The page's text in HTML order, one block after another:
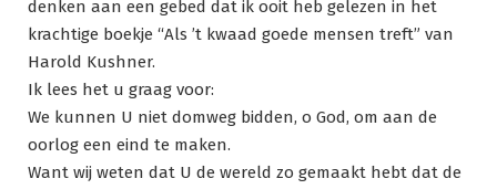
denken aan een gebed dat ik ooit heb gelezen in het
krachtige boekje “Als ’t kwaad goede mensen treft” van
Harold Kushner.
Ik lees het u graag voor:
We kunnen U niet domweg bidden, o God, om aan de
oorlog een eind te maken.
Want wij weten dat U de wereld zo gemaakt hebt dat de